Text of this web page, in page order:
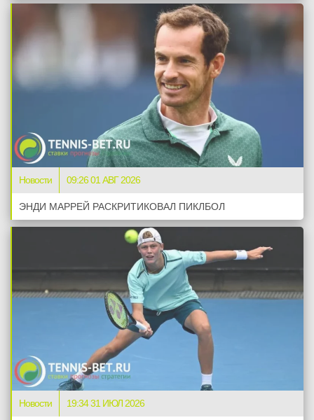
Новости 09:26 01 АВГ 2026
ЭНДИ МАРРЕЙ РАСКРИТИКОВАЛ ПИКЛБОЛ
Новости 19:34 31 ИЮЛ 2026